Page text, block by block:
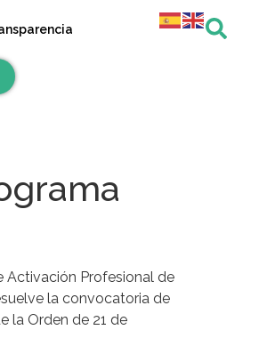
Activación Profesional de
la convocatoria de
la Orden de 21 de